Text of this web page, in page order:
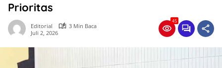
Prioritas
Editorial
3 Min Baca
Juli 2, 2026
45